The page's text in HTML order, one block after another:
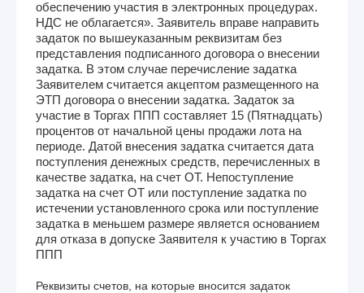
обеспечению участия в электронных процедурах.
НДС не облагается». Заявитель вправе направить
задаток по вышеуказанным реквизитам без
представления подписанного договора о внесении
задатка. В этом случае перечисление задатка
Заявителем считается акцептом размещенного на
ЭТП договора о внесении задатка. Задаток за
участие в Торгах ППП составляет 15 (Пятнадцать)
процентов от начальной цены продажи лота на
периоде. Датой внесения задатка считается дата
поступления денежных средств, перечисленных в
качестве задатка, на счет ОТ. Непоступление
задатка на счет ОТ или поступление задатка по
истечении установленного срока или поступление
задатка в меньшем размере является основанием
для отказа в допуске Заявителя к участию в Торгах
ППП
Реквизиты счетов, на которые вносится задаток